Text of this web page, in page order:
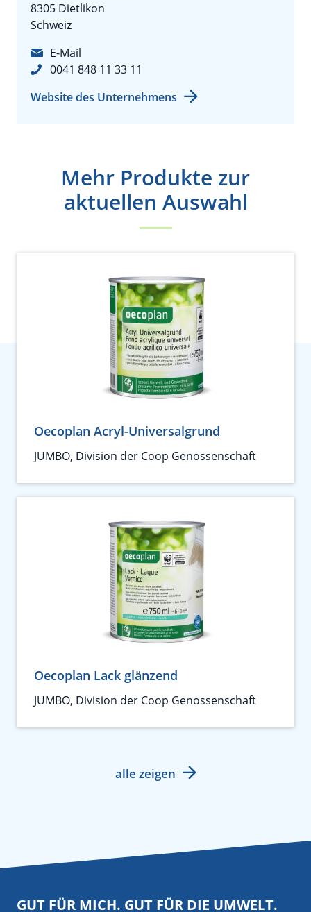
8305 Dietlikon
Schweiz
E-Mail
0041 848 11 33 11
Website des Unternehmens
Mehr Produkte zur
aktuellen Auswahl
Oecoplan Acryl-Universalgrund
JUMBO, Division der Coop Genossenschaft
Oecoplan Lack glänzend
JUMBO, Division der Coop Genossenschaft
alle zeigen
GUT FÜR MICH. GUT FÜR DIE UMWELT.